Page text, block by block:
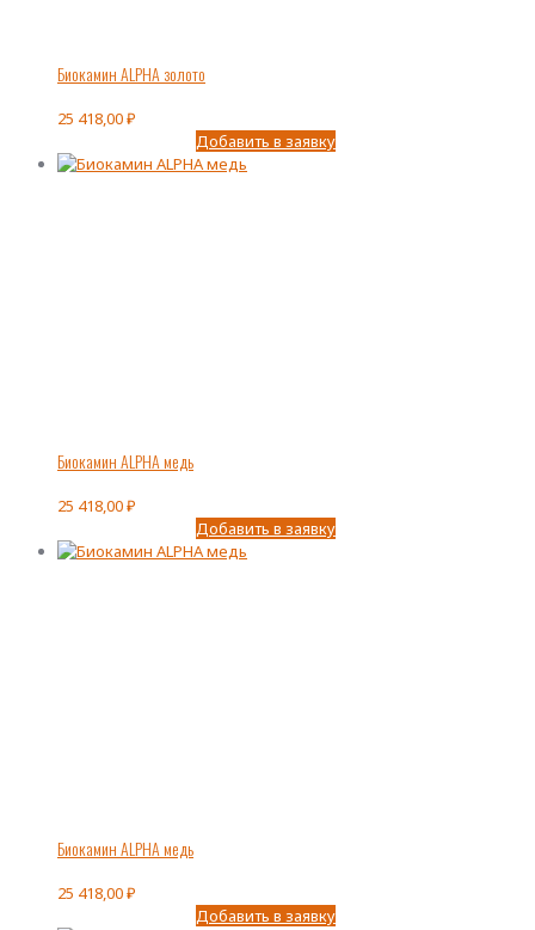
Биокамин ALPHA золото
25 418,00₽
Добавить в заявку
Биокамин ALPHA медь
25 418,00₽
Добавить в заявку
Биокамин ALPHA медь
25 418,00₽
Добавить в заявку